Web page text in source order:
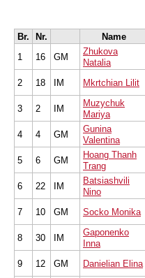
Br. Nr. Name
1
16 GM
Zhukova
Natalia
2
18 IM Mkrtchian Lilit
3
2 IM
Muzychuk
Mariya
4
4 GM
Gunina
Valentina
5 6 GM
Hoang Thanh
Trang
6
22 IM
Batsiashvili
Nino
7
10 GM Socko Monika
8
30 IM
Gaponenko
Inna
9 12 GM Danielian Elina